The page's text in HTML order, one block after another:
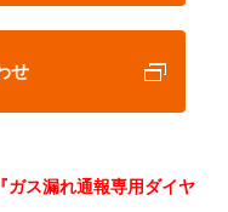
せ
ス漏れ通報専用ダイヤ